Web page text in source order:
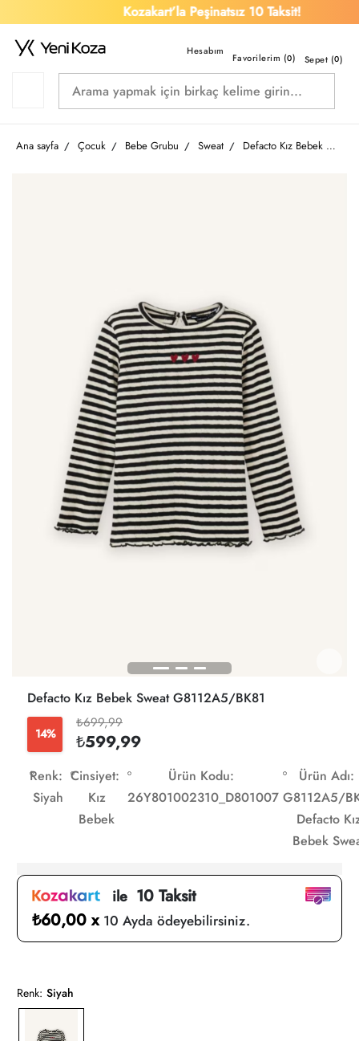
Kozakart’la Peşinatsız 10 Taksit!
Favorilerim (0) Sepet (0)
Ana sayfa Çocuk Bebe Grubu Sweat Defacto Kız Bebek Sweat G8112A5/BK81
Defacto Kız Bebek Sweat G8112A5/BK81
14%
₺699,99
₺599,99
Renk:
Siyah
Cinsiyet:
Kız
Bebek
Ürün Kodu:
26Y801002310_D801007
Ürün Adı:
G8112A5/
Defacto
Bebek
ile10 Taksit
₺60,00 x 10 Ayda ödeyebilirsiniz.
Renk: Siyah